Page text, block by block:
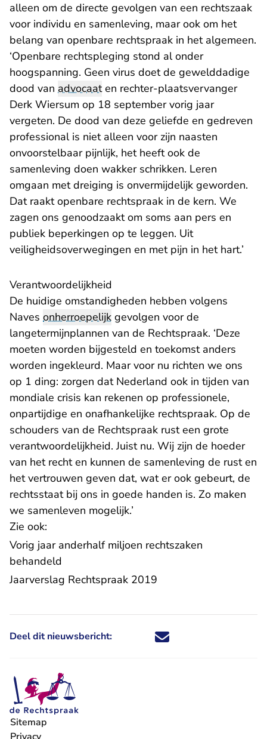
alleen om de directe gevolgen van een rechtszaak
voor individu en samenleving, maar ook om het
belang van openbare rechtspraak in het algemeen.
‘Openbare rechtspleging stond al onder
hoogspanning. Geen virus doet de gewelddadige
dood van advocaaten rechter-plaatsvervanger
Derk Wiersum op 18 september vorig jaar
vergeten. De dood van deze geliefde en gedreven
professional is niet alleen voor zijn naasten
onvoorstelbaar pijnlijk, het heeft ook de
samenleving doen wakker schrikken. Leren
omgaan met dreiging is onvermijdelijk geworden.
Dat raakt openbare rechtspraak in de kern. We
zagen ons genoodzaakt om soms aan pers en
publiek beperkingen op te leggen. Uit
veiligheidsoverwegingen en met pijn in het hart.’
Verantwoordelijkheid
De huidige omstandigheden hebben volgens
Naves onherroepelijk gevolgen voor de
langetermijnplannen van de Rechtspraak. ‘Deze
moeten worden bijgesteld en toekomst anders
worden ingekleurd. Maar voor nu richten we ons
op 1 ding: zorgen dat Nederland ook in tijden van
mondiale crisis kan rekenen op professionele,
onpartijdige en onafhankelijke rechtspraak. Op de
schouders van de Rechtspraak rust een grote
verantwoordelijkheid. Juist nu. Wij zijn de hoeder
van het recht en kunnen de samenleving de rust en
het vertrouwen geven dat, wat er ook gebeurt, de
rechtsstaat bij ons in goede handen is. Zo maken
we samenleven mogelijk.’
Zie ook:
Vorig jaar anderhalf miljoen rechtszaken
behandeld
Jaarverslag Rechtspraak 2019
Deel dit nieuwsbericht: Deel dit nieuwsbericht via X -
Deel dit nieuwsbericht via
Deel dit nieuwsbericht
Deel dit
Sitemap